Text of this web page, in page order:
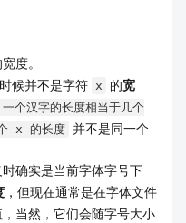
度。
候并不是字符 x 的宽
一个汉字的长度相当于几个
x 的长度 并不是同一个
确实是当前字体字号下
，但现在通常是在字体文件
当然，它们会随字号大小